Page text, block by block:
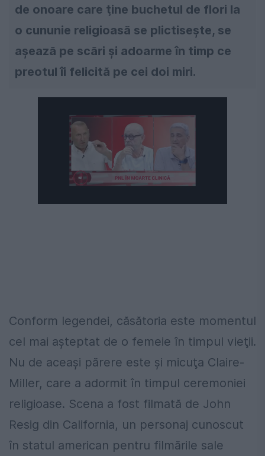
de onoare care ţine buchetul de flori la
o cununie religioasă se plictiseşte, se
aşează pe scări şi adoarme în timp ce
preotul îi felicită pe cei doi miri.
Conform legendei, căsătoria este momentul
cel mai aşteptat de o femeie în timpul vieţii.
Nu de aceaşi părere este şi micuţa Claire-
Miller, care a adormit în timpul ceremoniei
religioase. Scena a fost filmată de John
Resig din California, un personaj cunoscut
în statul american pentru filmările sale